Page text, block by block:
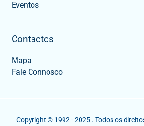
Eventos
Contactos
Mapa
Fale Connosco
Copyright © 1992 - 2025 . Todos os